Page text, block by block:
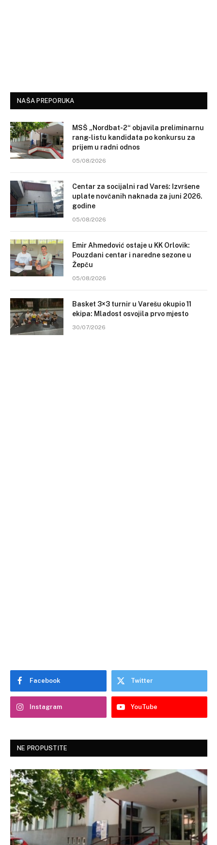
NAŠA PREPORUKA
MSŠ „Nordbat-2“ objavila preliminarnu
rang-listu kandidata po konkursu za
prijem u radni odnos
05/08/2026
Centar za socijalni rad Vareš: Izvršene
uplate novčanih naknada za juni 2026.
godine
05/08/2026
Emir Ahmedović ostaje u KK Orlovik:
Pouzdani centar i naredne sezone u
Žepču
05/08/2026
Basket 3×3 turnir u Varešu okupio 11
ekipa: Mladost osvojila prvo mjesto
30/07/2026
Facebook Twitter
Instagram YouTube
NE PROPUSTITE